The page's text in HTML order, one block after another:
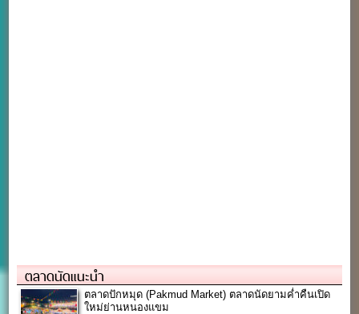
ตลาดนัดแนะนำ
ตลาดปักหมุด (Pakmud Market) ตลาดนัดยามค่ำคืนเปิด
ใหม่ย่านหนองแขม